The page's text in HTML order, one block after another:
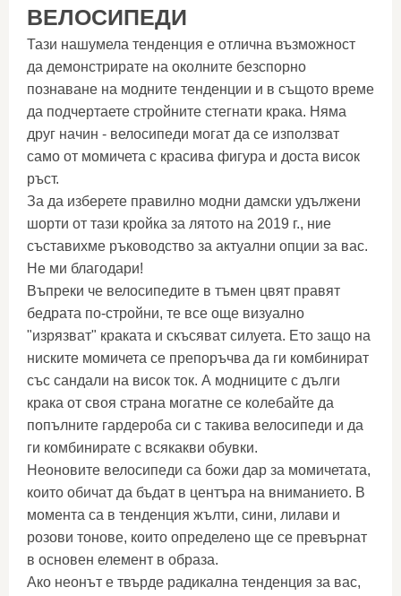
ВЕЛОСИПЕДИ
Тази нашумела тенденция е отлична възможност
да демонстрирате на околните безспорно
познаване на модните тенденции и в същото време
да подчертаете стройните стегнати крака. Няма
друг начин - велосипеди могат да се използват
само от момичета с красива фигура и доста висок
ръст.
За да изберете правилно модни дамски удължени
шорти от тази кройка за лятото на 2019 г., ние
съставихме ръководство за актуални опции за вас.
Не ми благодари!
Въпреки че велосипедите в тъмен цвят правят
бедрата по-стройни, те все още визуално
"изрязват" краката и скъсяват силуета. Ето защо на
ниските момичета се препоръчва да ги комбинират
със сандали на висок ток. А модниците с дълги
крака от своя страна могатне се колебайте да
попълните гардероба си с такива велосипеди и да
ги комбинирате с всякакви обувки.
Неоновите велосипеди са божи дар за момичетата,
които обичат да бъдат в центъра на вниманието. В
момента са в тенденция жълти, сини, лилави и
розови тонове, които определено ще се превърнат
в основен елемент в образа.
Ако неонът е твърде радикална тенденция за вас,